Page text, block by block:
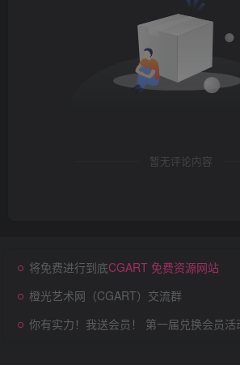
暂无评论内容
将免费进行到底CGART 免费资源网站
橙光艺术网（CGART）交流群
你有实力！我送会员！ 第一届兑换会员活